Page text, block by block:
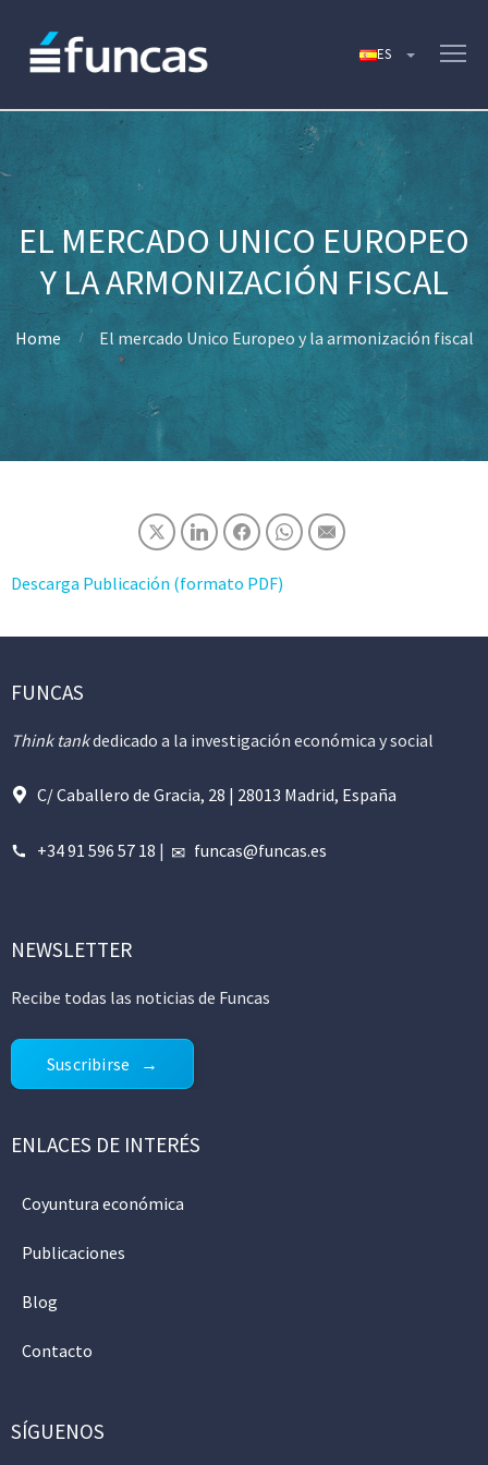
EL MERCADO UNICO EUROPEO
Y LA ARMONIZACIÓN FISCAL
Home El mercado Unico Europeo y la armonización fiscal
Descarga Publicación (formato PDF)
FUNCAS
Think tankdedicado a la investigación económica y social
C/ Caballero de Gracia, 28 | 28013 Madrid, España
+34 91 596 57 18 | funcas@funcas.es
NEWSLETTER
Recibe todas las noticias de Funcas
Suscribirse
ENLACES DE INTERÉS
Coyuntura económica
Publicaciones
Blog
Contacto
SÍGUENOS